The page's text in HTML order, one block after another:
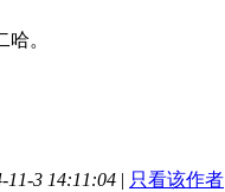
。
11-3 14:11:04 | 只看该作者